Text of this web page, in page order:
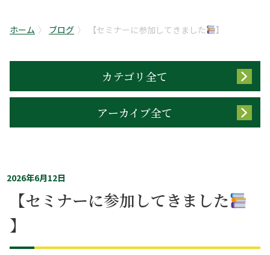
ホーム ブログ 【セミナーに参加してきました ️
カテゴリ全て
アーカイブ全て
2026年6月12日
【セミナーに参加してきました
️